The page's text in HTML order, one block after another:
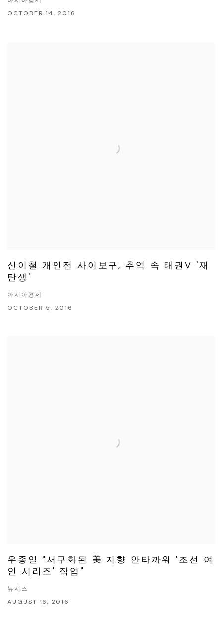
OCTOBER 14, 2016
신이철 개인전 사이보구, 추억 속 태권V '재
탄생'
아시아경제
OCTOBER 5, 2016
우종일 "서구화된 美 지향 안타까워 '조선 여
인 시리즈' 작업"
뉴시스
AUGUST 16, 2016